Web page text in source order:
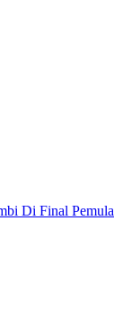
Di Final Pemula